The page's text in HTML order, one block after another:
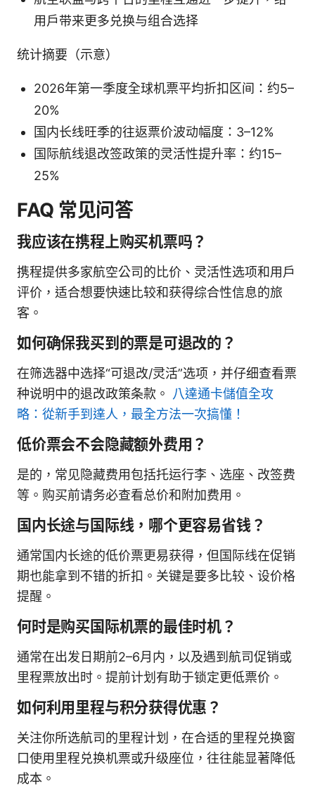
用户带来更多兑换与组合选择
统计摘要（示意）
2026年第一季度全球机票平均折扣区间：约5–
20%
国内长线旺季的往返票价波动幅度：3–12%
国际航线退改签政策的灵活性提升率：约15–
25%
FAQ 常见问答
我应该在携程上购买机票吗？
携程提供多家航空公司的比价、灵活性选项和用户
评价，适合想要快速比较和获得综合性信息的旅
客。
如何确保我买到的票是可退改的？
在筛选器中选择“可退改/灵活”选项，并仔细查看票
种说明中的退改政策条款。 八達通卡儲值全攻
略：從新手到達人，最全方法一次搞懂！
低价票会不会隐藏额外费用？
是的，常见隐藏费用包括托运行李、选座、改签费
等。购买前请务必查看总价和附加费用。
国内长途与国际线，哪个更容易省钱？
通常国内长途的低价票更易获得，但国际线在促销
期也能拿到不错的折扣。关键是要多比较、设价格
提醒。
何时是购买国际机票的最佳时机？
通常在出发日期前2–6月内，以及遇到航司促销或
里程票放出时。提前计划有助于锁定更低票价。
如何利用里程与积分获得优惠？
关注你所选航司的里程计划，在合适的里程兑换窗
口使用里程兑换机票或升级座位，往往能显著降低
成本。